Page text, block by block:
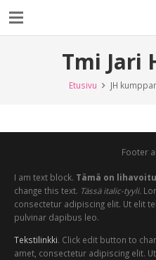
Tmi Jari
Etusivu JH
Footer
I am text block. Tämä on
change this text. Tässä italic-tyyli.
consectetur adipiscing elit. Ut elit
pulvinar dapibus leo.
Tekstilinkki. Click edit button to
amet, consectetur adipiscing elit.